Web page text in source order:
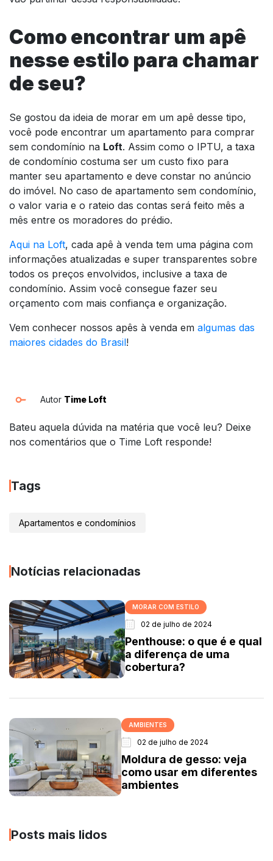
Como encontrar um apê
nesse estilo para chamar
de seu?
Se gostou da ideia de morar em um apê desse tipo,
você pode encontrar um apartamento para comprar
sem condomínio na Loft. Assim como o IPTU, a taxa
de condomínio costuma ser um custo fixo para
manter seu apartamento e deve constar no anúncio
do imóvel. No caso de apartamento sem condomínio,
o valor varia e o rateio das contas será feito mês a
mês entre os moradores do prédio.
Aqui na Loft, cada apê à venda tem uma página com
informações atualizadas e super transparentes sobre
todos os preços envolvidos, inclusive a taxa de
condomínio. Assim você consegue fazer seu
orçamento com mais confiança e organização.
Vem conhecer nossos apês à venda em algumas das
maiores cidades do Brasil!
Autor Time Loft
Bateu aquela dúvida na matéria que você leu? Deixe
nos comentários que o Time Loft responde!
Tags
Apartamentos e condomínios
Notícias relacionadas
MORAR COM ESTILO
02 de julho de 2024
Penthouse: o que é e qual
a diferença de uma
cobertura?
AMBIENTES
02 de julho de 2024
Moldura de gesso: veja
como usar em diferentes
ambientes
Posts mais lidos